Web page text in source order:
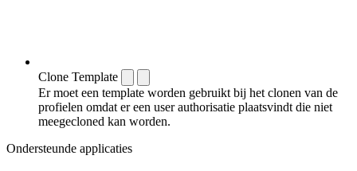
Clone Template
Er moet een template worden gebruikt bij het clonen van de
profielen omdat er een user authorisatie plaatsvindt die niet
meegecloned kan worden.
Ondersteunde applicaties